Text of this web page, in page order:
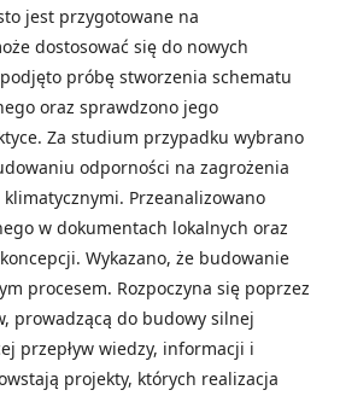
jest przygotowane na
dostosować się do nowych
próbę stworzenia schematu
oraz sprawdzono jego
Za studium przypadku wybrano
odporności na zagrożenia
Przeanalizowano
w dokumentach lokalnych oraz
Wykazano, że budowanie
procesem. Rozpoczyna się poprzez
prowadzącą do budowy silnej
przepływ wiedzy, informacji i
projekty, których realizacja